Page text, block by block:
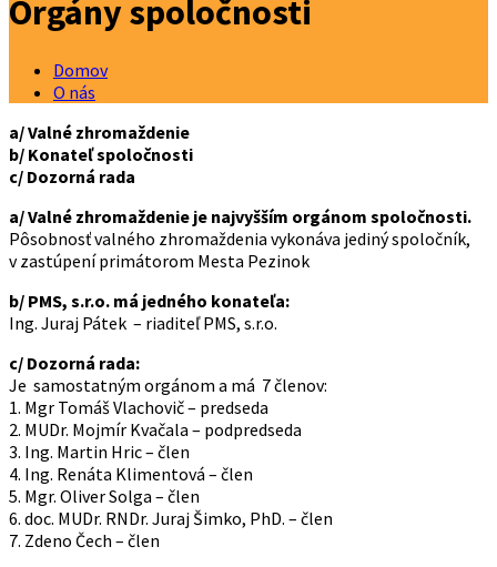
Orgány spoločnosti
Domov
O nás
a/ Valné zhromaždenie
b/ Konateľ spoločnosti
c/ Dozorná rada
a/ Valné zhromaždenie je najvyšším orgánom spoločnosti.
Pôsobnosť valného zhromaždenia vykonáva jediný spoločník,
v zastúpení primátorom Mesta Pezinok
b/ PMS, s.r.o. má jedného konateľa:
Ing. Juraj Pátek – riaditeľ PMS, s.r.o.
c/ Dozorná rada:
Je samostatným orgánom a má 7 členov:
1. Mgr Tomáš Vlachovič – predseda
2. MUDr. Mojmír Kvačala – podpredseda
3. Ing. Martin Hric – člen
4. Ing. Renáta Klimentová – člen
5. Mgr. Oliver Solga – člen
6. doc. MUDr. RNDr. Juraj Šimko, PhD. – člen
7. Zdeno Čech – člen